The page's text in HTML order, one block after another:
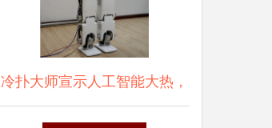
冷扑大师宣示人工智能大热，